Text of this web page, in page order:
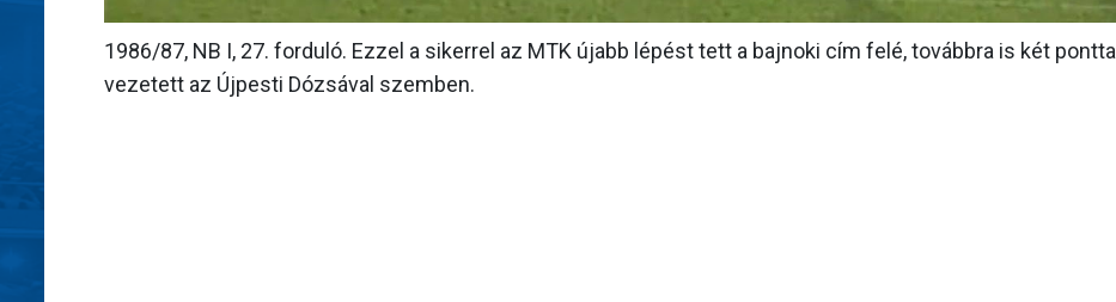
1986/87, NB I, 27. forduló. Ezzel a sikerrel az MTK újabb lépést tett a bajnoki cím felé, továbbra is két ponttal
vezetett az Újpesti Dózsával szemben.